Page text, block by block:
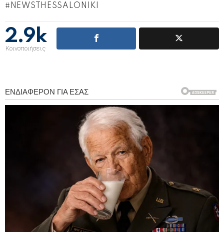
NEWSTHESSALONIKI
2.9k
Κοινοποιήσεις